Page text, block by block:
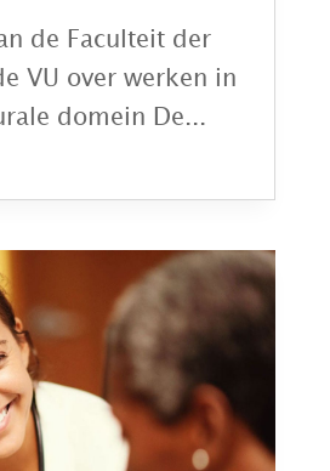
de Faculteit der
VU over werken in
domein De...